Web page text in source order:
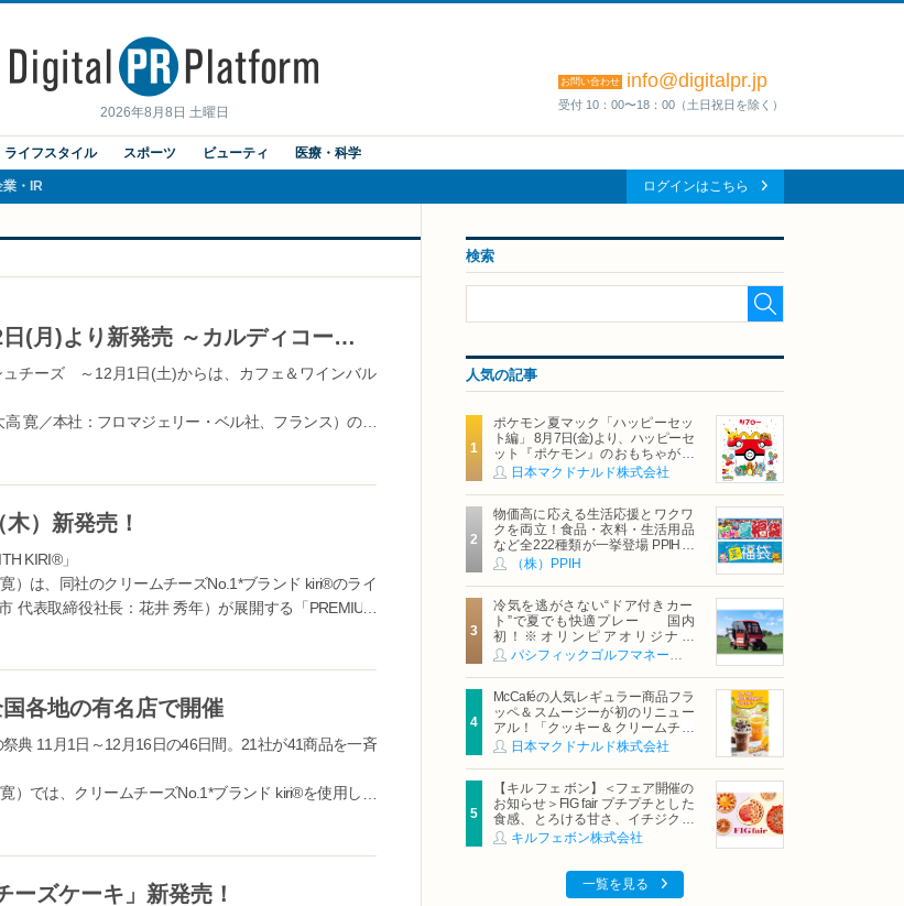
2026年8月8日 土曜日
お問い合わせ info@digitalpr.jp
受付 10：00〜18：00（土日祝日を除く）
ライフスタイル スポーツ ビューティ 医療・科学
業・IR ログインはこちら
「ブルサン オニオン＆チャイブ」 11月12日(月)より新発売 ～カルディコーヒーファーム限定の新フレーバー～
チーズ ～12月1日(土)からは、カフェ＆ワインバル
寛／本社：フロマジェリー・ベル社、フランス）のフ
年11月12日(月)より新レギュラーフレーバー「ブル
）新発売！
KIRI®」
）は、同社のクリームチーズNo.1*ブランド kiri®のライ
表取締役社長：花井 秀年）が展開する「PREMIUM
各地の有名店で開催
典 11月1日～12月16日の46日間。21社が41商品を一斉
では、クリームチーズNo.1*ブランド kiri®を使用した
ィバル2018」（以下、「キリフェス」）を11月1日
ーズケーキ」新発売！
検索
人気の記事
ポケモン夏マック「ハッピーセッ
ト編」 8月7日(金)より、ハッピーセ
ット『ポケモン』のおもちゃが期
間限定登場
日本マクドナルド株式会社
物価高に応える生活応援とワクワ
クを両立！食品・衣料・生活用品
など全222種類が一挙登場 PPIHグ
ループ「夏福袋」＆セール 8月6日
(木)より順次スタート
（株）PPIH
冷気を逃がさない“ドア付きカー
ト”で夏でも快適プレー 国内
初！※オリンピアオリジナル
「AirCon Cart（エアコンカー
ト）」導入 | ＰＧＭ
McCaféの人気レギュラー商品フラ
ッペ＆スムージーが初のリニュー
アル！「クッキー＆クリームチョ
コフラッペ」「マンゴースムージ
ー」8月5日（水）から販売開始
日本マクドナルド株式会社
【キル フェ ボン】＜フェア開催の
お知らせ＞FIG fair プチプチとした
食感、とろける甘さ、イチジクの
魅力をたっぷりと。新作を含め、
イチジク尽くしの全4種が登場8月
キルフェボン株式会社
一覧を見る